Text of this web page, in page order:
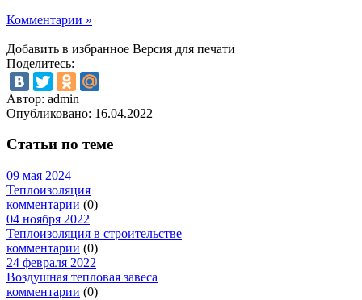
Комментарии »
Добавить в избранное Версия для печати
Поделитесь:
Автор: admin
Опубликовано: 16.04.2022
Статьи по теме
09 мая 2024
Теплоизоляция
комментарии (0)
04 ноября 2022
Теплоизоляция в строительстве
комментарии (0)
24 февраля 2022
Воздушная тепловая завеса
комментарии (0)